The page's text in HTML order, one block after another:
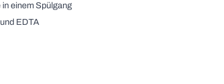
einem Spülgang
EDTA